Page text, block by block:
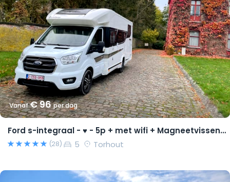
Vanaf€ 96per dag
Ford s-integraal - ♥ - 5p + met wifi + Magneetvissen PRO pakket
(28) 5 Torhout